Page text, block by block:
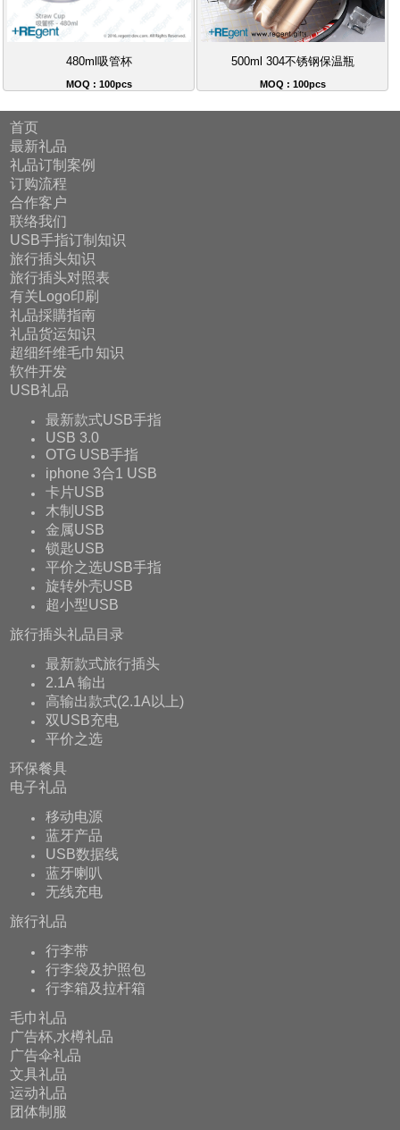
480ml吸管杯
MOQ : 100pcs
500ml 304不锈钢保温瓶
MOQ : 100pcs
首页
最新礼品
礼品订制案例
订购流程
合作客户
联络我们
USB手指订制知识
旅行插头知识
旅行插头对照表
有关Logo印刷
礼品採購指南
礼品货运知识
超细纤维毛巾知识
软件开发
USB礼品
最新款式USB手指
USB 3.0
OTG USB手指
iphone 3合1 USB
卡片USB
木制USB
金属USB
锁匙USB
平价之选USB手指
旋转外壳USB
超小型USB
旅行插头礼品目录
最新款式旅行插头
2.1A 输出
高输出款式(2.1A以上)
双USB充电
平价之选
环保餐具
电子礼品
移动电源
蓝牙产品
USB数据线
蓝牙喇叭
无线充电
旅行礼品
行李带
行李袋及护照包
行李箱及拉杆箱
毛巾礼品
广告杯,水樽礼品
广告伞礼品
文具礼品
运动礼品
团体制服